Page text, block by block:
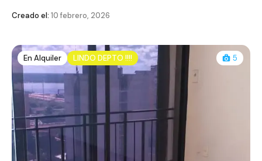
Creado el: 10 febrero, 2026
En Alquiler LINDO DEPTO !!!! 5